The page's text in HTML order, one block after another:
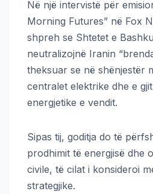
Në një intervistë për
Morning Futures” në Fox
shpreh se Shtetet e
neutralizojnë Iranin
theksuar se në shënjestër
centralet elektrike dhe e
energjetike e vendit.
Sipas tij, goditja do të
prodhimit të energjisë dhe
civile, të cilat i konsideroi
strategjike.